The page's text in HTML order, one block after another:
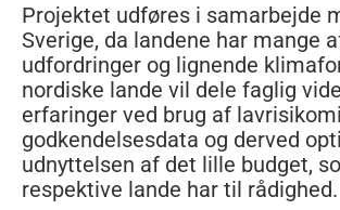
Projektet udføres i samarbejde
Sverige, da landene har mange
udfordringer og lignende
nordiske lande vil dele faglig
erfaringer ved brug af
godkendelsesdata og derved
udnyttelsen af det lille budget,
respektive lande har til rådighed.